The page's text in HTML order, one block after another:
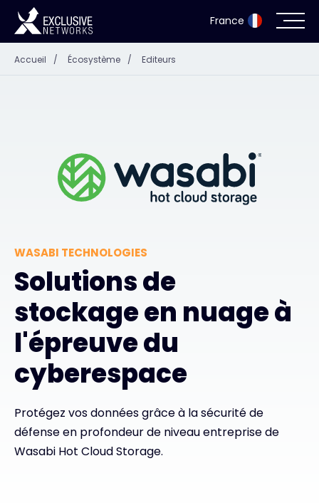
France
Ressources
Entreprise
Portail des partenaires
Exclusive Access Login
Exclusive Access - En savoir plus
#weareexclusive
Accueil / Écosystème / Editeurs
WASABI TECHNOLOGIES
Solutions de
stockage en nuage à
l'épreuve du
cyberespace
Protégez vos données grâce à la sécurité de
défense en profondeur de niveau entreprise de
Wasabi Hot Cloud Storage.